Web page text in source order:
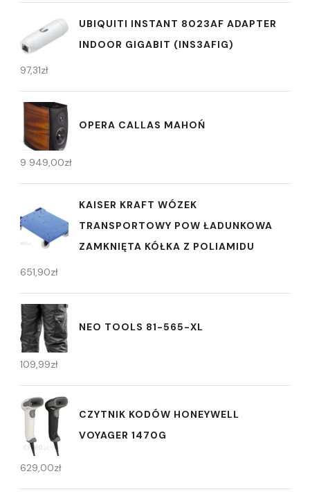
UBIQUITI INSTANT 8023AF ADAPTER
INDOOR GIGABIT (INS3AFIG)
97,31zł
OPERA CALLAS MAHOŃ
9 949,00zł
KAISER KRAFT WÓZEK
TRANSPORTOWY POW ŁADUNKOWA
ZAMKNIĘTA KÓŁKA Z POLIAMIDU
651,90zł
NEO TOOLS 81-565-XL
109,99zł
CZYTNIK KODÓW HONEYWELL
VOYAGER 1470G
629,00zł